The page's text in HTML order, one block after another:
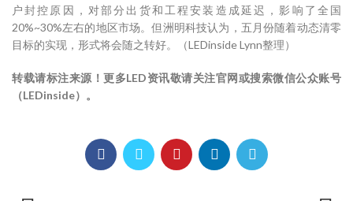
户封控原因，对部分出货和工程安装造成延迟，影响了全国
20%~30%左右的地区市场。但洲明科技认为，五月份随着动态清零
目标的实现，形式将会随之转好。（LEDinside Lynn整理）
转载请标注来源！更多LED资讯敬请关注官网或搜索微信公众账号
（LEDinside）。